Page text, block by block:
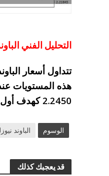
التحليل الفني الباوند
تتداول أسعار
2.2450 كهدف أول، اما في حال بقاء السعر فوق هذه المستويات فالشراء هو الاقرب.
الوسوم الباوند
قد يعجبك كذلك